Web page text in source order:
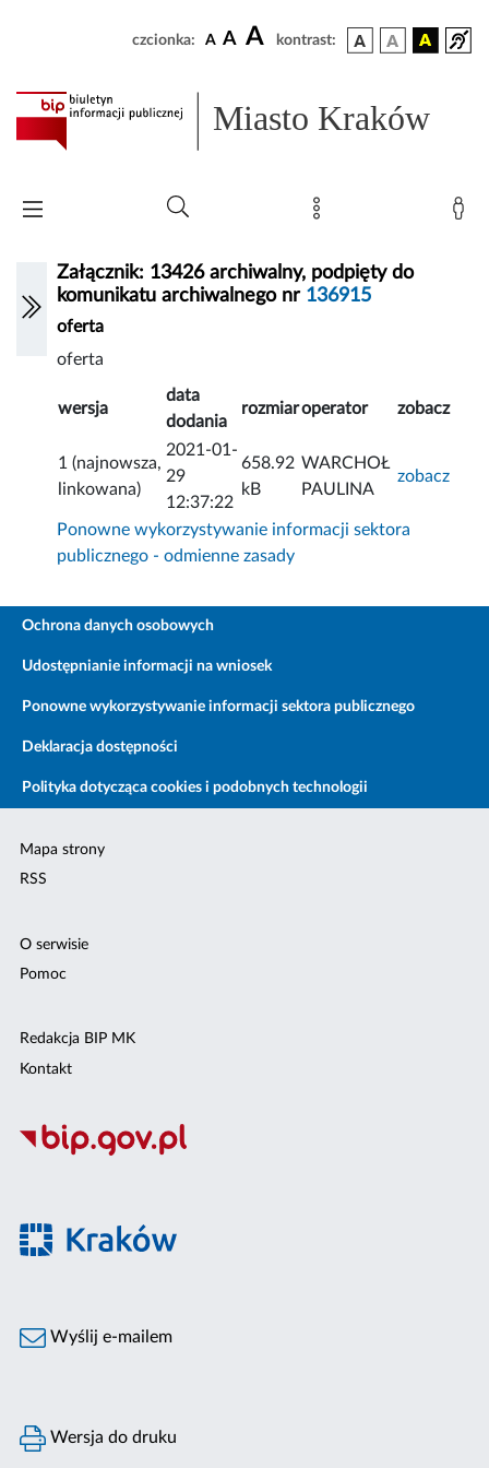
czcionka: A A A kontrast:
Miasto Kraków
Załącznik: 13426 archiwalny, podpięty do
komunikatu archiwalnego nr 136915
oferta
oferta
wersja
data
dodania
rozmiaroperator zobacz
1 (najnowsza,
linkowana)
2021-01-
29
12:37:22
658.92
kB
WARCHOŁ
PAULINA
zobacz
Ponowne wykorzystywanie informacji sektora
publicznego - odmienne zasady
Ochrona danych osobowych
Udostępnianie informacji na wniosek
Ponowne wykorzystywanie informacji sektora publicznego
Deklaracja dostępności
Polityka dotycząca cookies i podobnych technologii
Mapa strony
RSS
O serwisie
Pomoc
Redakcja BIP MK
Kontakt
Wyślij e-mailem
Wersja do druku